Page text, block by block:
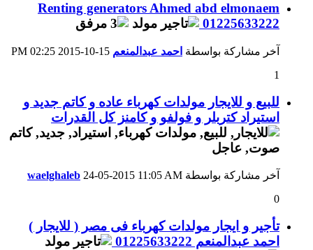
Renting generators Ahmed abd elmonaem
01225633222
آخر مشاركة بواسطة احمد عبدالمنعم
02:25 PM
1
للبيع و للايجار مولدات كهرباء عاده و كاتم جديد و
استيراد كتربلر و فولفو و كامنز كل القدرات
آخر مشاركة بواسطة waelghaleb 24-05-2015 11:05 AM
0
تأجير و ايجار مولدات كهرباء فى مصر ( للايجار )
احمد عبدالمنعم 01225633222